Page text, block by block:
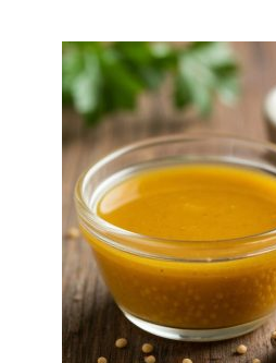
В Ростовской
конца года
спортивных
06 августа 2026 15:01
Россияне
массовом сбое в
нескольких
06 августа 2026 14:35